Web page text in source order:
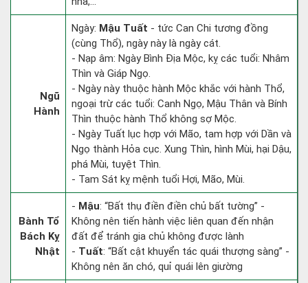
Ngũ
Hành
Ngày: Mậu Tuất - tức Can Chi tương đồng
(cùng Thổ), ngày này là ngày cát.
- Nạp âm: Ngày Bình Địa Mộc, kỵ các tuổi: Nhâm
Thìn và Giáp Ngọ.
- Ngày này thuộc hành Mộc khắc với hành Thổ,
ngoại trừ các tuổi: Canh Ngọ, Mậu Thân và Bính
Thìn thuộc hành Thổ không sợ Mộc.
- Ngày Tuất lục hợp với Mão, tam hợp với Dần và
Ngọ thành Hỏa cục. Xung Thìn, hình Mùi, hại Dậu,
phá Mùi, tuyệt Thìn.
- Tam Sát kỵ mệnh tuổi Hợi, Mão, Mùi.
Bành Tổ
Bách Kỵ
Nhật
- Mậu: “Bất thụ điền điền chủ bất tường” -
Không nên tiến hành việc liên quan đến nhận
đất để tránh gia chủ không được lành
- Tuất: “Bất cật khuyển tác quái thượng sàng” -
Không nên ăn chó, quỉ quái lên giường